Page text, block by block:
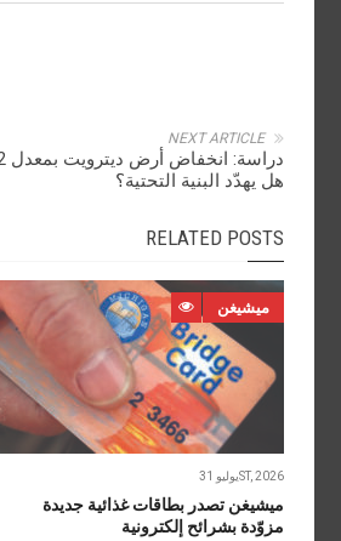
NEXT ARTICLE
هل يهدّد البنية التحتية؟
RELATED POSTS
ميشيغن
يوليو 31ST, 2026
ميشيغن تصدر بطاقات غذائية جديدة
مزوّدة بشرائح إلكترونية